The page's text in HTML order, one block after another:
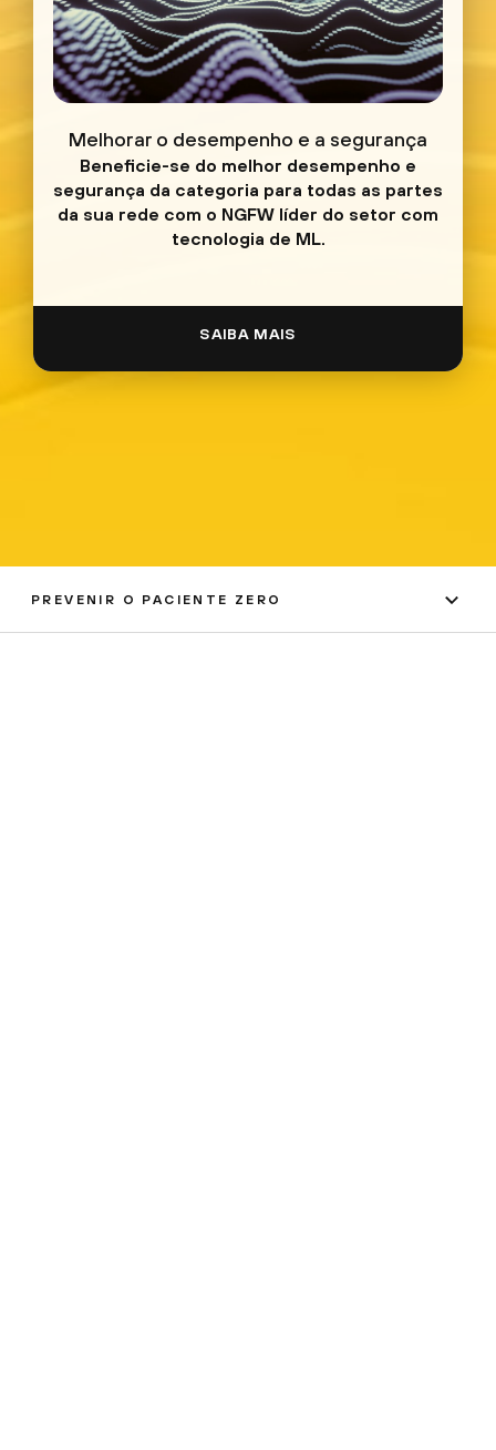
Melhorar o desempenho e a segurança
Beneficie-se do melhor desempenho e
segurança da categoria para todas as partes
da sua rede com o NGFW líder do setor com
tecnologia de ML.
SAIBA MAIS
PREVENIR O PACIENTE ZERO